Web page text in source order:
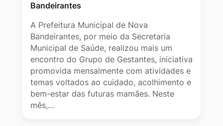
Bandeirantes
A Prefeitura Municipal de Nova
Bandeirantes, por meio da Secretaria
Municipal de Saúde, realizou mais um
encontro do Grupo de Gestantes, iniciativa
promovida mensalmente com atividades e
temas voltados ao cuidado, acolhimento e
bem-estar das futuras mamães. Neste
mês,…